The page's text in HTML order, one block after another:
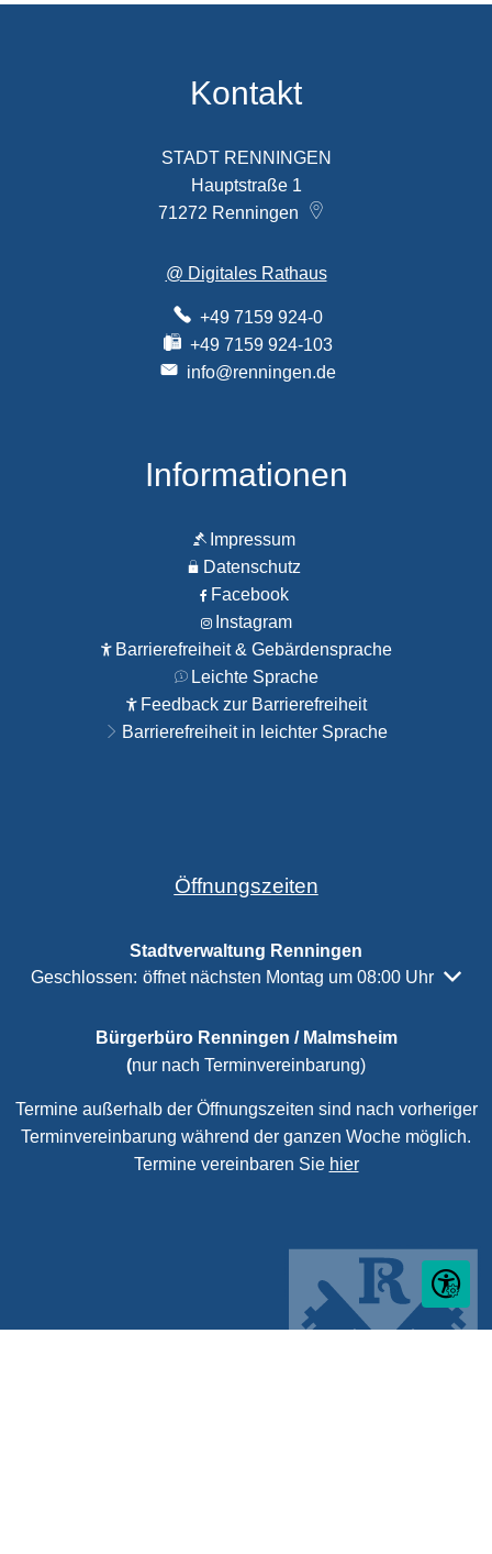
Kontakt
STADT RENNINGEN
Hauptstraße 1
71272 Renningen
@ Digitales Rathaus
+49 7159 924-0
+49 7159 924-103
info@renningen.de
Informationen
Impressum
Datenschutz
Facebook
Instagram
Barrierefreiheit & Gebärdensprache
Leichte Sprache
Feedback zur Barrierefreiheit
Barrierefreiheit in leichter Sprache
Öffnungszeiten
Stadtverwaltung Renningen
Klicken, um weitere Öffnungs- oder Schließzeiten
Geschlossen: öffnet nächsten Montag um 08:00 Uhr
Bürgerbüro Renningen / Malmsheim
(nur nach Terminvereinbarung)
Termine außerhalb der Öffnungszeiten sind nach vorheriger
Terminvereinbarung während der ganzen Woche möglich.
Termine vereinbaren Sie hier
Seite